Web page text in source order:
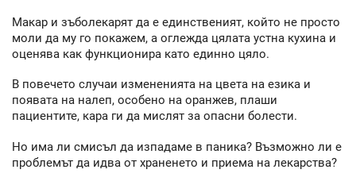
Макар и зъболекарят да е единственият, който не просто
моли да му го покажем, а оглежда цялата устна кухина и
оценява как функционира като единно цяло.
В повечето случаи измененията на цвета на езика и
появата на налеп, особено на оранжев, плаши
пациентите, кара ги да мислят за опасни болести.
Но има ли смисъл да изпадаме в паника? Възможно ли е
проблемът да идва от храненето и приема на лекарства?